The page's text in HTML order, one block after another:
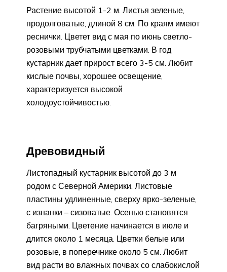
Растение высотой 1-2 м. Листья зеленые,
продолговатые, длиной 8 см. По краям имеют
реснички. Цветет вид с мая по июнь светло-
розовыми трубчатыми цветками. В год
кустарник дает прирост всего 3-5 см. Любит
кислые почвы, хорошее освещение,
характеризуется высокой
холодоустойчивостью.
Древовидный
Листопадный кустарник высотой до 3 м
родом с Северной Америки. Листовые
пластины удлиненные, сверху ярко-зеленые,
с изнанки – сизоватые. Осенью становятся
багряными. Цветение начинается в июле и
длится около 1 месяца. Цветки белые или
розовые, в поперечнике около 5 см. Любит
вид расти во влажных почвах со слабокислой